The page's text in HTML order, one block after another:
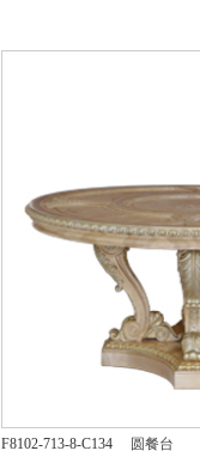
F8102-713-8-C134 圆餐台